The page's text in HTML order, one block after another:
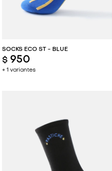
SOCKS ECO ST - BLUE
+ 1 variantes
$ 950